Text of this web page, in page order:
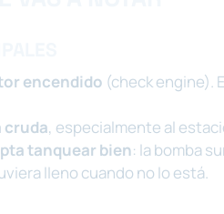
encendido (check engine).
cruda, especialmente al
tanquear bien: la bomba
lleno cuando no lo está.